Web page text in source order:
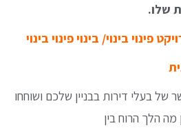
שלו.
פינוי בינוי/ בינוי פינוי בינוי
בעלי דירות בבניין שלכם ושוחחו
הלך הרוח בין